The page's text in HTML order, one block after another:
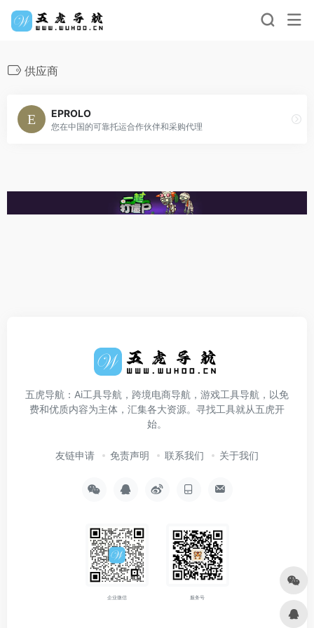
供应商
EPROLO
您在中国的可靠托运合作伙伴和采购代理
五虎导航：Ai工具导航，跨境电商导航，游戏工具导航，以免
费和优质内容为主体，汇集各大资源。寻找工具就从五虎开
始。
友链申请 免责声明 联系我们 关于我们
企业微信 服务号